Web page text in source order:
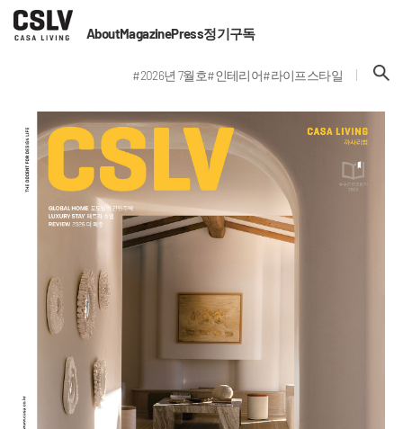
AboutMagazinePress정기구독
#2026년 7월호#인테리어#라이프스타일